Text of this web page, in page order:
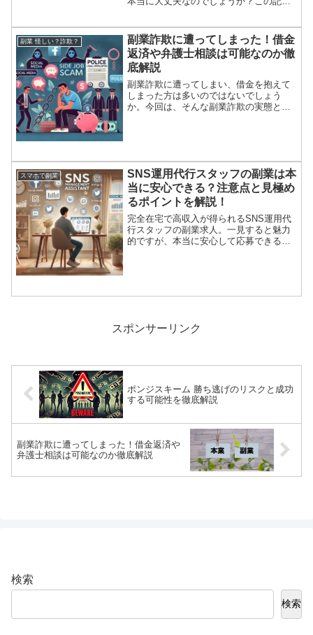
実態と危険性「いいね！するだけで1日1
万円稼げる」という魅力...
副業 怪しい？詐欺？
副業詐欺に遭ってしまった！借金
返済や弁護士相談は可能なのか徹
底解説
副業詐欺に遭ってしまい、借金を抱えて
しまった方は多いのではないでしょう
か。今回は、そんな副業詐欺の実態と、
スマホで副業
SNS運用代行スタッフの副業は本
当に安心できる？注意点と見極め
るポイントを解説！
完全在宅で高収入が得られるSNS運用代
行スタッフの副業求人。一見すると魅力
的ですが、本当に安心して応募できるの
スポンサーリンク
ポンジスキーム 勝ち逃げのリスクと成功
する可能性を徹底解説
副業詐欺に遭ってしまった！借金返済や
弁護士相談は可能なのか徹底解説
検索
検索